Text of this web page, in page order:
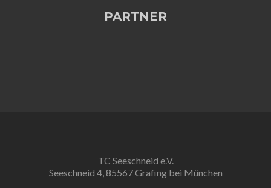
PARTNER
TC Seeschneid e.V.
Seeschneid 4, 85567 Grafing bei München